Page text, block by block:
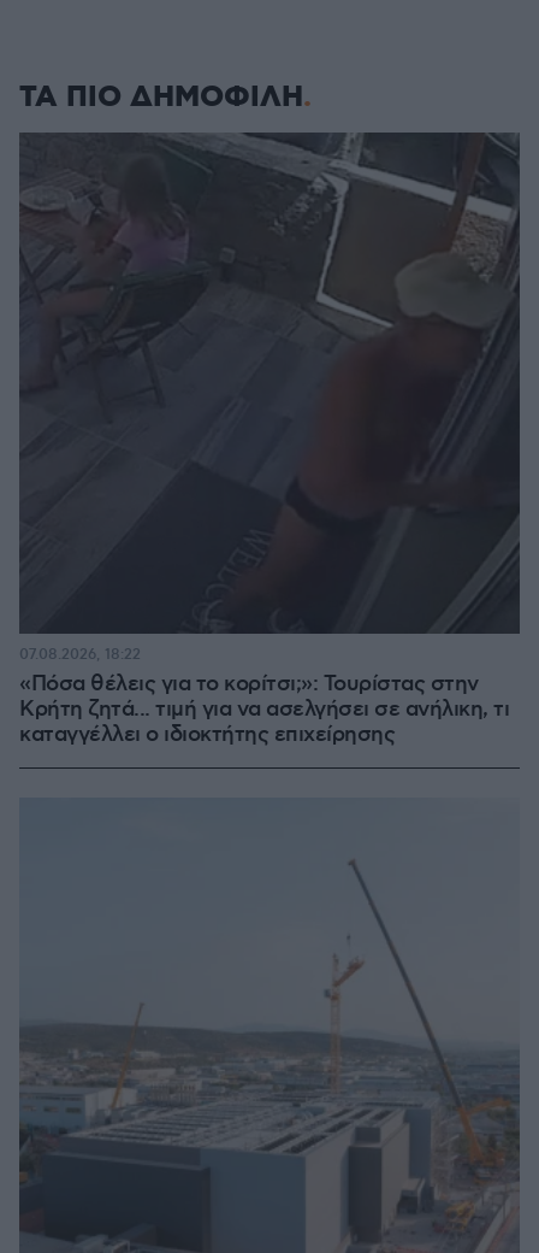
ΤΑ ΠΙΟ ΔΗΜΟΦΙΛΗ
«Πόσα θέλεις για το κορίτσι;»: Τουρίστας στην
Κρήτη ζητά... τιμή για να ασελγήσει σε ανήλικη, τι
καταγγέλλει ο ιδιοκτήτης επιχείρησης
07.08.2026, 18:22